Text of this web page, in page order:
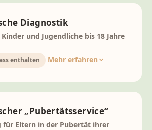
Diagnostik
und Jugendliche bis 18 Jahre
enthalten Mehr erfahren
„Pubertätsservice“
für Eltern in der Pubertät ihrer